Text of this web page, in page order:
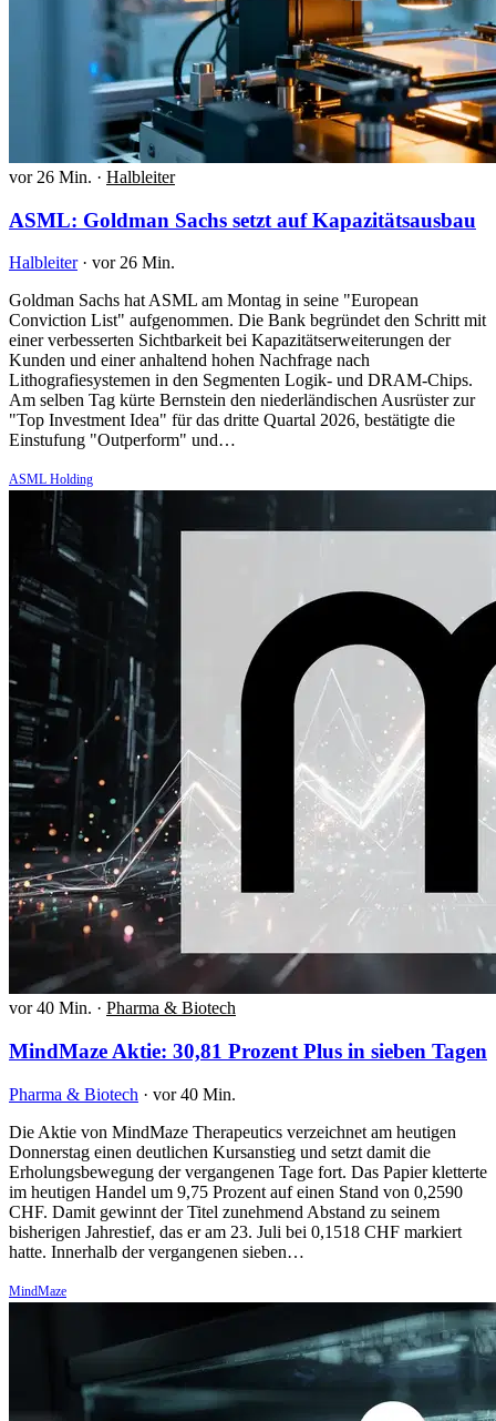
vor 26 Min. · Halbleiter
ASML: Goldman Sachs setzt auf Kapazitätsausbau
Halbleiter · vor 26 Min.
Goldman Sachs hat ASML am Montag in seine "European
Conviction List" aufgenommen. Die Bank begründet den Schritt mit
einer verbesserten Sichtbarkeit bei Kapazitätserweiterungen der
Kunden und einer anhaltend hohen Nachfrage nach
Lithografiesystemen in den Segmenten Logik- und DRAM-Chips.
Am selben Tag kürte Bernstein den niederländischen Ausrüster zur
"Top Investment Idea" für das dritte Quartal 2026, bestätigte die
Einstufung "Outperform" und…
ASML Holding
vor 40 Min. · Pharma & Biotech
MindMaze Aktie: 30,81 Prozent Plus in sieben Tagen
Pharma & Biotech · vor 40 Min.
Die Aktie von MindMaze Therapeutics verzeichnet am heutigen
Donnerstag einen deutlichen Kursanstieg und setzt damit die
Erholungsbewegung der vergangenen Tage fort. Das Papier kletterte
im heutigen Handel um 9,75 Prozent auf einen Stand von 0,2590
CHF. Damit gewinnt der Titel zunehmend Abstand zu seinem
bisherigen Jahrestief, das er am 23. Juli bei 0,1518 CHF markiert
hatte. Innerhalb der vergangenen sieben…
MindMaze